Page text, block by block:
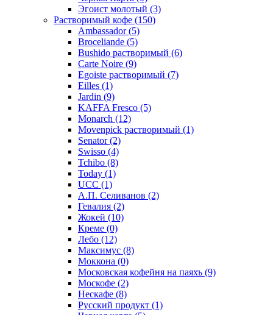
Эгоист молотый (3)
Растворимый кофе (150)
Ambassador(5)
Broceliande (5)
Bushido растворимый (6)
Carte Noire (9)
Egoiste растворимый (7)
Eilles (1)
Jardin (9)
KAFFA Fresco (5)
Monarch (12)
Movenpick растворимый (1)
Senator(2)
Swisso (4)
Tchibo (8)
Today (1)
UCC (1)
А.П. Селиванов (2)
Гевалия (2)
Жокей (10)
Креме (0)
Лебо (12)
Максимус (8)
Моккона (0)
Московская кофейня на паяхъ (9)
Москофе (2)
Нескафе (8)
Русский продукт (1)